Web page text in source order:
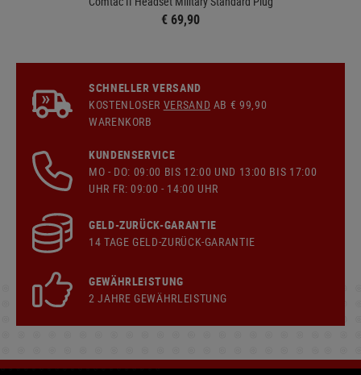
€ 69,90
SCHNELLER VERSAND
KOSTENLOSER VERSAND AB € 99,90
WARENKORB
KUNDENSERVICE
MO - DO: 09:00 BIS 12:00 UND 13:00 BIS 17:00
UHR FR: 09:00 - 14:00 UHR
GELD-ZURÜCK-GARANTIE
14 TAGE GELD-ZURÜCK-GARANTIE
GEWÄHRLEISTUNG
2 JAHRE GEWÄHRLEISTUNG